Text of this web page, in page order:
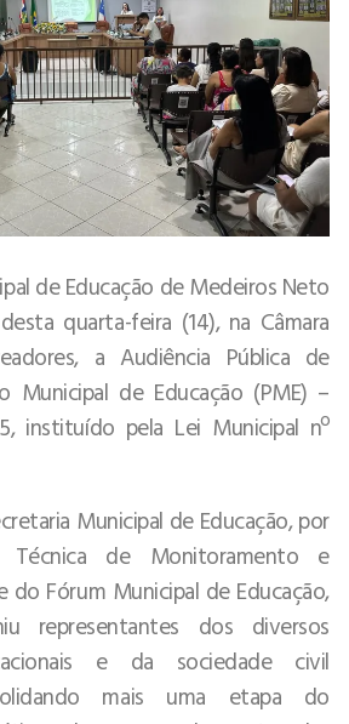
de Educação de Medeiros Neto
quarta-feira (14), na Câmara
a Audiência Pública de
Municipal de Educação (PME) –
instituído pela Lei Municipal nº
Municipal de Educação, por
de Monitoramento e
do Fórum Municipal de Educação,
representantes dos diversos
e da sociedade civil
mais uma etapa do